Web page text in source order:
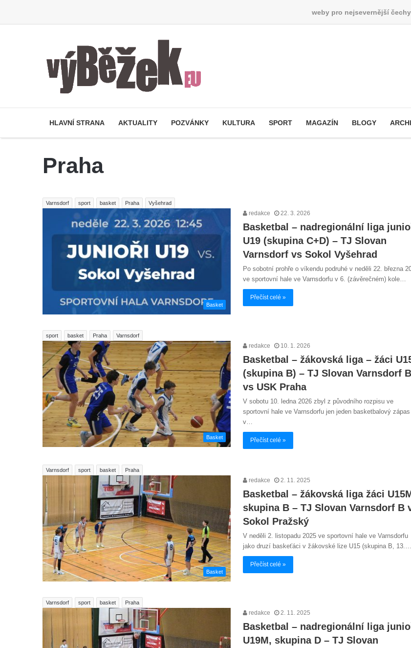
weby pro nejsevernější čechy
HLAVNÍ STRANA AKTUALITY POZVÁNKY KULTURA SPORT MAGAZÍN BLOGY
Praha
Varnsdorf sport basket Praha Vyšehrad
Basket
redakce 22. 3. 2026
Basketbal – nadregionální liga
U19 (skupina C+D) – TJ Slovan
Varnsdorf vs Sokol Vyšehrad
Po sobotní prohře o víkendu podruhé v neděli 22. března
ve sportovní hale ve Varnsdorfu v 6. (závěrečném) kole…
Přečíst celé »
sport basket Praha Varnsdorf
Basket
redakce 10. 1. 2026
Basketbal – žákovská liga – žáci
(skupina B) – TJ Slovan Varnsdorf B
vs USK Praha
V sobotu 10. ledna 2026 zbyl z původního rozpisu ve
sportovní hale ve Varnsdorfu jen jeden basketbalový
v…
Přečíst celé »
Varnsdorf sport basket Praha
Basket
redakce 2. 11. 2025
Basketbal – žákovská liga žáci
skupina B – TJ Slovan Varnsdorf B
Sokol Pražský
V neděli 2. listopadu 2025 ve sportovní hale ve Varnsdorfu
jako druzí baskeťáci v žákovské lize U15 (skupina B, 13.…
Přečíst celé »
Varnsdorf sport basket Praha
redakce 2. 11. 2025
Basketbal – nadregionální liga
U19M, skupina D – TJ Slovan